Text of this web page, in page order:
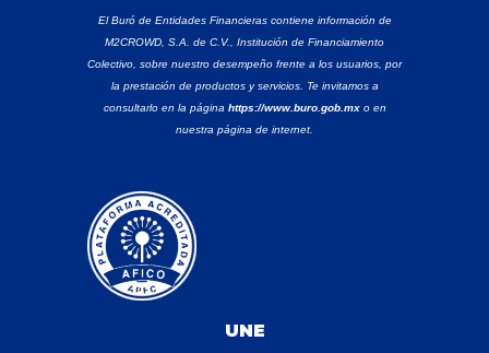
El Buró de Entidades Financieras contiene información de
M2CROWD, S.A. de C.V., Institución de Financiamiento
Colectivo, sobre nuestro desempeño frente a los usuarios, por
la prestación de productos y servicios. Te invitamos a
consultarlo en la página https://www.buro.gob.mxo en
nuestra página de internet.
UNE